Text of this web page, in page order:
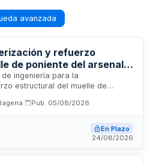
avanzada
y refuerzo
de poniente del arsenal
ingeniería para la
estructural del muelle de
de Cartagena. El Ministerio de
de Cartagena, licita estos
la infraestructura portuaria y
necesarias para su mejora y
con tramitación ordinaria.
Pub. 05/08/2026
En Plazo
24/08/2026